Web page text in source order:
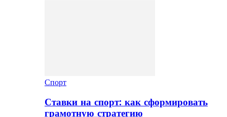
Спорт
Ставки на спорт: как сформировать
грамотную стратегию